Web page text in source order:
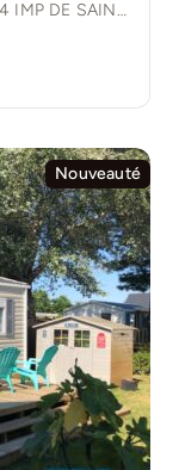
LES LODGES DE CALVIAC PRL SITUÉ 14 IMP DE SAINTE RADEGONDE 24370 CALVIAC
Nouveauté